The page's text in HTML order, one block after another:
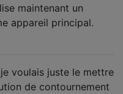
maintenant un
appareil principal.
voulais juste le mettre
de contournement